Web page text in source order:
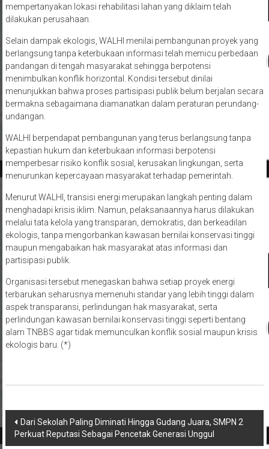
mempertanyakan lokasi rehabilitasi lahan yang diklaim telah
dilakukan perusahaan.
Selain dampak ekologis, WALHI menilai pembangunan proyek yang
berlangsung tanpa keterbukaan informasi telah memicu perbedaan
pandangan di tengah masyarakat sehingga berpotensi
menimbulkan konflik horizontal. Kondisi tersebut dinilai
menunjukkan bahwa proses partisipasi publik belum berjalan secara
bermakna sebagaimana diamanatkan dalam peraturan perundang-
undangan.
WALHI berpendapat pembangunan yang terus berlangsung tanpa
kepastian hukum dan keterbukaan informasi berpotensi
memperbesar risiko konflik sosial, kerusakan lingkungan, serta
menurunkan kepercayaan masyarakat terhadap pemerintah.
Menurut WALHI, transisi energi merupakan langkah penting dalam
menghadapi krisis iklim. Namun, pelaksanaannya harus dilakukan
melalui tata kelola yang transparan, demokratis, dan berkeadilan
ekologis, tanpa mengorbankan kawasan bernilai konservasi tinggi
maupun mengabaikan hak masyarakat atas informasi dan
partisipasi publik.
Organisasi tersebut menegaskan bahwa setiap proyek energi
terbarukan seharusnya memenuhi standar yang lebih tinggi dalam
aspek transparansi, perlindungan hak masyarakat, serta
perlindungan kawasan bernilai konservasi tinggi seperti bentang
alam TNBBS agar tidak memunculkan konflik sosial maupun krisis
ekologis baru. (*)
Navigasi
pos
Dari Sekolah Paling Diminati Hingga Gudang Juara, SMPN 2
Perkuat Reputasi Sebagai Pencetak Generasi Unggul